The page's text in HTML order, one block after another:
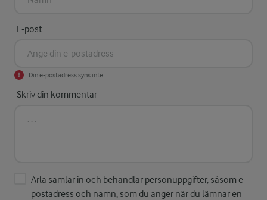
E-post
Din e-postadress syns inte
Skriv din kommentar
Arla samlar in och behandlar personuppgifter, såsom e-
postadress och namn, som du anger när du lämnar en